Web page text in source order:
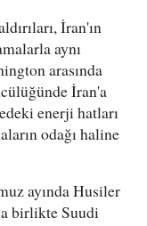
İran'ın
aynı
arasında
İran'a
enerji hatları
odağı haline
ayında Husiler
birlikte Suudi